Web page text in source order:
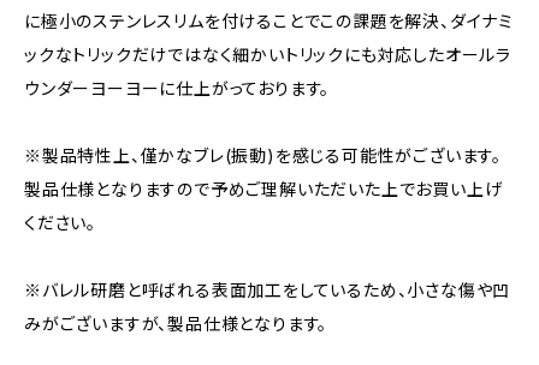
に極小のステンレスリムを付けることでこの課題を解決、ダイナミ
ックなトリックだけではなく細かいトリックにも対応したオールラ
ウンダーヨーヨーに仕上がっております。
※製品特性上、僅かなブレ(振動)を感じる可能性がございます。
製品仕様となりますので予めご理解いただいた上でお買い上げ
ください。
※バレル研磨と呼ばれる表面加工をしているため、小さな傷や凹
みがございますが、製品仕様となります。